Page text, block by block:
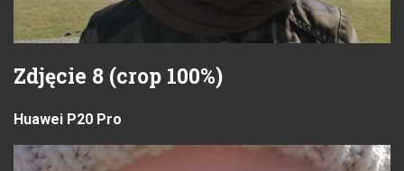
Zdjęcie 8 (crop 100%)
Huawei P20 Pro